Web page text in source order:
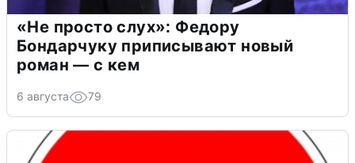
«Не просто слух»: Федору
Бондарчуку приписывают новый
роман — с кем
6 августа 79